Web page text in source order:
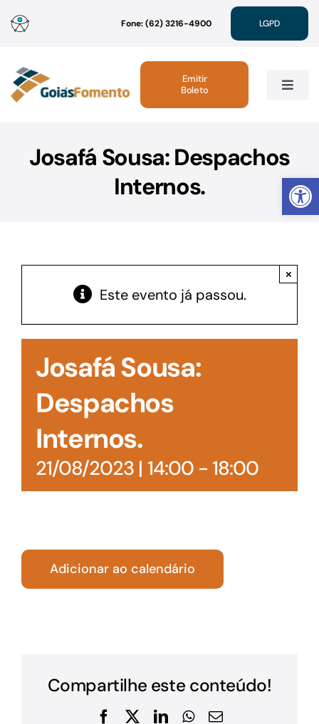
Abrir
para
conteúdo
Fone: (62) 3216-4900 LGPD
Toggle
Linhas de Crédito
Acesso à Informação
Emitir
Boleto
Josafá Sousa: Despachos
Internos.
Este evento já passou.
×
Josafá Sousa:
Despachos
Internos.
21/08/2023 | 14:00- 18:00
Adicionar ao calendário
Compartilhe este conteúdo!
Facebook
X LinkedInWhatsApp
E-